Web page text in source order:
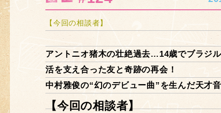
【今回の相談者】
アントニオ猪木の壮絶過去…14歳でブラジ
活を支え合った友と奇跡の再会！
中村雅俊の“幻のデビュー曲”を生んだ天才
【今回の相談者】